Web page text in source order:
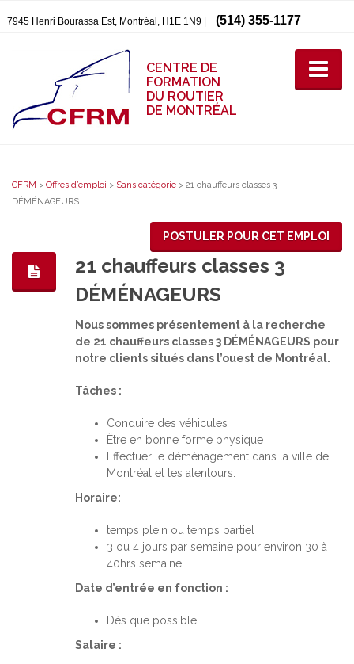
7945 Henri Bourassa Est, Montréal, H1E 1N9 | (514) 355-1177
CENTRE DE
FORMATION
DU ROUTIER
DE MONTRÉAL
CFRM > Offres d’emploi > Sans catégorie > 21 chauffeurs classes 3
DÉMÉNAGEURS
POSTULER POUR CET EMPLOI
21 chauffeurs classes 3
DÉMÉNAGEURS
Nous sommes présentement à la recherche
de 21 chauffeurs classes 3 DÉMÉNAGEURS pour
notre clients situés dans l’ouest de Montréal.
Tâches :
Conduire des véhicules
Être en bonne forme physique
Effectuer le déménagement dans la ville de
Montréal et les alentours.
Horaire:
temps plein ou temps partiel
3 ou 4 jours par semaine pour environ 30 à
40hrs semaine.
Date d’entrée en fonction :
Dès que possible
Salaire :